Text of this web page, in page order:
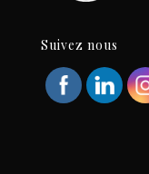
Suivez nous